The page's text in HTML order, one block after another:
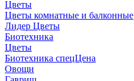
Цветы
Цветы комнатные и балконные
Лидер Цветы
Биотехника
Цветы
Биотехника спецЦена
Овощи